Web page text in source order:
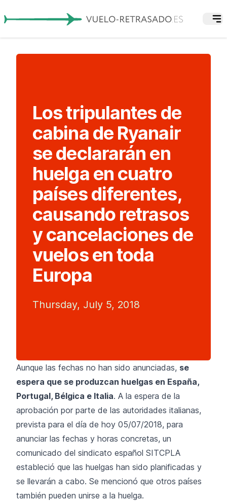
Los tripulantes de
cabina de Ryanair
se declararán en
huelga en cuatro
países diferentes,
causando retrasos
y cancelaciones de
vuelos en toda
Europa
Thursday, July 5, 2018
Aunque las fechas no han sido anunciadas, se
espera que se produzcan huelgas en España,
Portugal, Bélgica e Italia. A la espera de la
aprobación por parte de las autoridades italianas,
prevista para el día de hoy 05/07/2018, para
anunciar las fechas y horas concretas, un
comunicado del sindicato español SITCPLA
estableció que las huelgas han sido planificadas y
se llevarán a cabo. Se mencionó que otros países
también pueden unirse a la huelga.